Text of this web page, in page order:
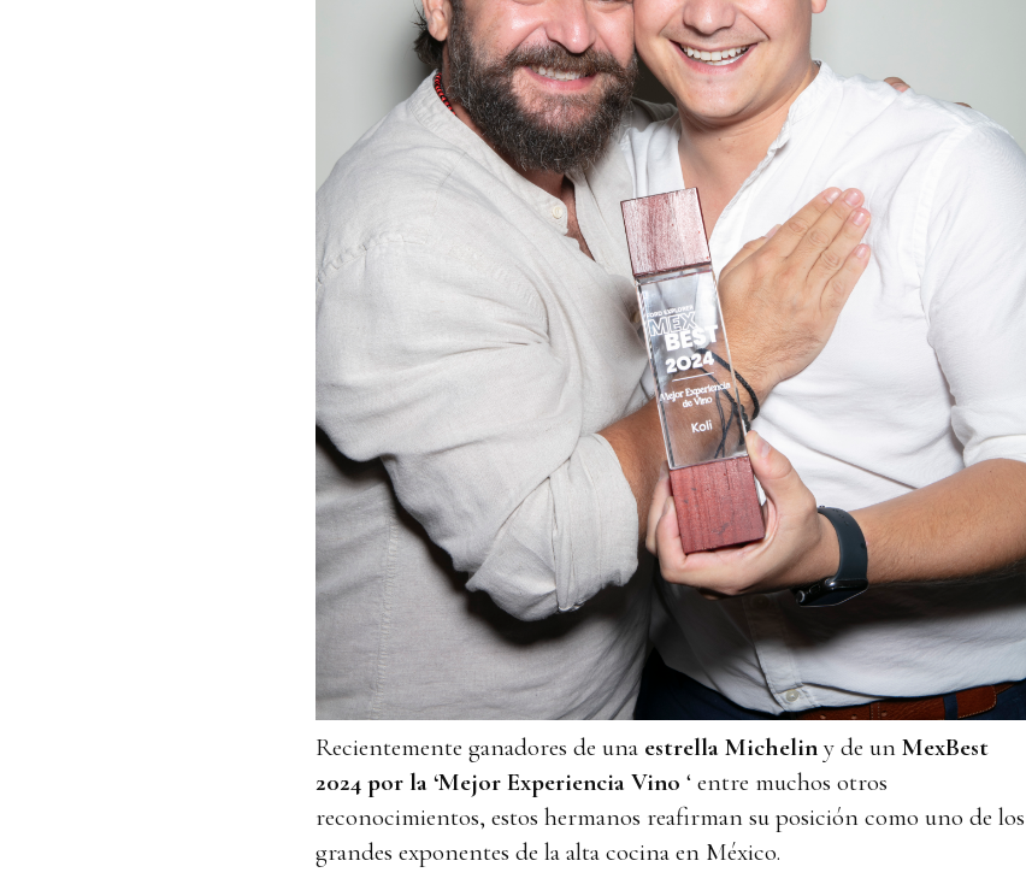
Recientemente ganadores de una estrella Michelin y de un MexBest
2024 por la ‘Mejor Experiencia Vino ‘ entre muchos otros
reconocimientos, estos hermanos reafirman su posición como uno de los
grandes exponentes de la alta cocina en México.